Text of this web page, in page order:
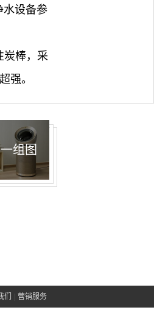
水设备参
炭棒，采
强。
组图
们 营销服务